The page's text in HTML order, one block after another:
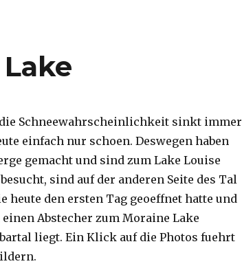
Schneewahrscheinlichkeit sinkt immer
einfach nur schoen. Deswegen haben
gemacht und sind zum Lake Louise
sind auf der anderen Seite des Tal
heute den ersten Tag geoeffnet hatte und
Abstecher zum Moraine Lake
liegt. Ein Klick auf die Photos fuehrt